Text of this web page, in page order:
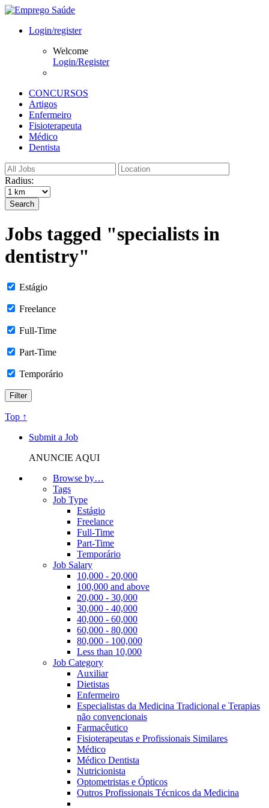
Login/register
Welcome
Login/Register
CONCURSOS
Artigos
Enfermeiro
Fisioterapeuta
Médico
Dentista
Radius:
Search
Jobs tagged "specialists in
dentistry"
Estágio
Freelance
Full-Time
Part-Time
Temporário
Top ↑
Submit a Job
ANUNCIE AQUI
Browse by…
Tags
Job Type
Estágio
Freelance
Full-Time
Part-Time
Temporário
Job Salary
10,000 - 20,000
100,000 and above
20,000 - 30,000
30,000 - 40,000
40,000 - 60,000
60,000 - 80,000
80,000 - 100,000
Less than 10,000
Job Category
Auxiliar
Dietistas
Enfermeiro
Especialistas da Medicina Tradicional e Terapias
não convencionais
Farmacêutico
Fisioterapeutas e Profissionais Similares
Médico
Médico Dentista
Nutricionista
Optometristas e Ópticos
Outros Profissionais Técnicos da Medicina